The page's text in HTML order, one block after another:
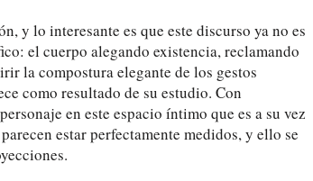
y lo interesante es que este discurso ya no es
el cuerpo alegando existencia, reclamando
la compostura elegante de los gestos
como resultado de su estudio. Con
en este espacio íntimo que es a su vez
estar perfectamente medidos, y ello se